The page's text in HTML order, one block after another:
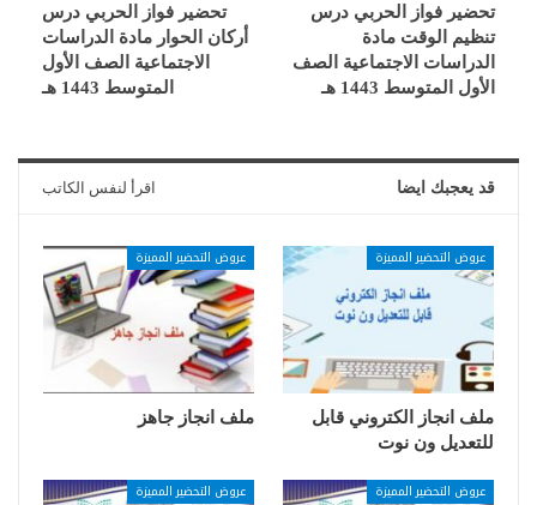
تحضير فواز الحربي درس
تنظيم الوقت مادة
الدراسات الاجتماعية الصف
الأول المتوسط 1443 هـ
تحضير فواز الحربي درس
أركان الحوار مادة الدراسات
الاجتماعية الصف الأول
المتوسط 1443 هـ
قد يعجبك ايضا اقرأ لنفس الكاتب
عروض التحضير المميزة
ملف انجاز الكتروني قابل
للتعديل ون نوت
عروض التحضير المميزة
ملف انجاز جاهز
عروض التحضير المميزة عروض التحضير المميزة